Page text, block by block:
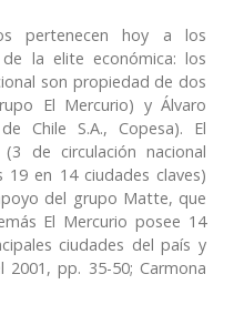
pertenecen hoy a los
la elite económica: los
son propiedad de dos
El Mercurio) y Álvaro
Chile S.A., Copesa). El
de circulación nacional
en 14 ciudades claves)
del grupo Matte, que
El Mercurio posee 14
ciudades del país y
2001, pp. 35-50; Carmona